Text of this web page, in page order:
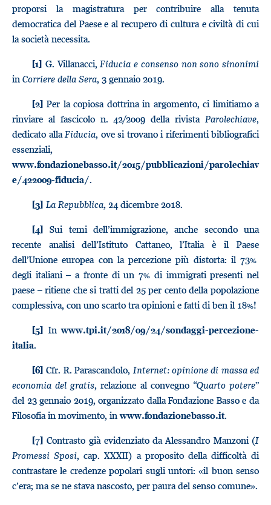
proporsi la magistratura per contribuire alla tenuta
democratica del Paese e al recupero di cultura e civiltà di cui
la società necessita.
[1] G. Villanacci,Fiducia e consenso non sono sinonimi
in Corriere della Sera, 3 gennaio 2019.
[2] Per la copiosa dottrina in argomento, ci limitiamo a
rinviare al fascicolo n. 42/2009 della rivista Parolechiave,
dedicato allaFiducia, ove si trovano i riferimenti bibliografici
essenziali,
www.fondazionebasso.it/2015/pubblicazioni/parolechiav
e/422009-fiducia/.
[3] La Repubblica, 24 dicembre 2018.
[4] Sui temi dell’immigrazione, anche secondo una
recente analisi dell’Istituto Cattaneo, l’Italia è il Paese
dell’Unione europea con la percezione più distorta: il 73%
degli italiani – a fronte di un 7% di immigrati presenti nel
paese – ritiene che si tratti del 25 per cento della popolazione
complessiva, con uno scarto tra opinioni e fatti di ben il 18%!
[5] Inwww.tpi.it/2018/09/24/sondaggi-percezione-
italia.
[6] Cfr. R. Parascandolo,Internet: opinione di massa ed
economia del gratis, relazione al convegno “Quarto potere”
del 23 gennaio 2019, organizzato dalla Fondazione Basso e da
Filosofia in movimento, inwww.fondazionebasso.it.
[7] Contrasto già evidenziato da Alessandro Manzoni (I
Promessi Sposi, cap. XXXII) a proposito della difficoltà di
contrastare le credenze popolari sugli untori: «il buon senso
c’era; ma se ne stava nascosto, per paura del senso comune».